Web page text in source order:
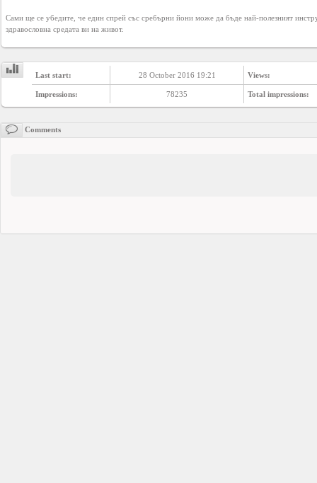
Сами ще се убедите, че един спрей със сребърни йони може да бъде най-полезният
здравословна средата ви на живот.
Last start: 28 October 2016 19:21 Views:
Impressions: 78235 Total impressions:
Comments